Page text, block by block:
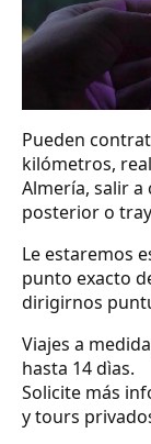
Pueden
kilómetros,
Almería, salir
posterior o
Le estaremos
punto exacto
dirigirnos
Viajes a
hasta 14 dìas.
Solicite más
y tours